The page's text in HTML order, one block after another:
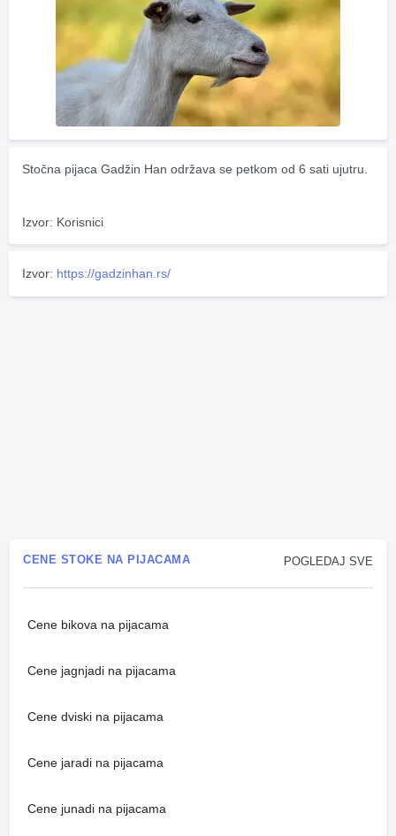
Stočna pijaca Gadžin Han održava se petkom od 6 sati ujutru.
Izvor: Korisnici
Izvor: https://gadzinhan.rs/
POGLEDAJ SVE
CENE STOKE NA PIJACAMA
Cene bikova na pijacama
Cene jagnjadi na pijacama
Cene dviski na pijacama
Cene jaradi na pijacama
Cene junadi na pijacama